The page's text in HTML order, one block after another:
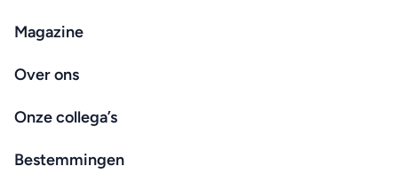
Magazine
Over ons
Onze collega’s
Bestemmingen